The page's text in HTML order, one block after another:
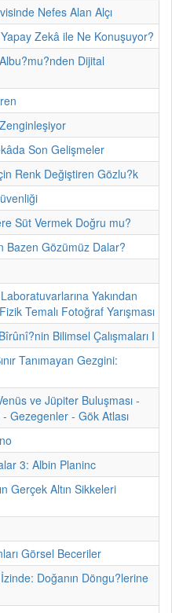
Nefes Alan Alçı
Zekâ ile Ne Konuşuyor?
Dijital
Son Gelişmeler
Renk Değiştiren Gözlu?k
Süt Vermek Doğru mu?
Bazen Gözümüz Dalar?
Yakından
Temalı Fotoğraf Yarışması
Bilimsel Çalışmaları I
Tanımayan Gezgini:
ve Jüpiter Buluşması -
Gezegenler - Gök Atlası
3: Albin Planinc
Gerçek Altın Sikkeleri
Görsel Beceriler
İzinde: Doğanın Döngu?lerine